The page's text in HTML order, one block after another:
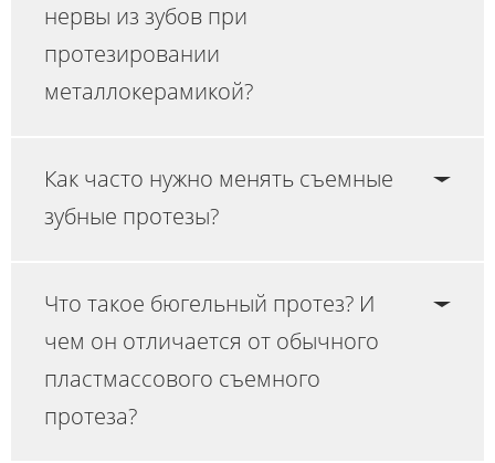
нервы из зубов при
протезировании
металлокерамикой?
Как часто нужно менять съемные
зубные протезы?
Что такое бюгельный протез? И
чем он отличается от обычного
пластмассового съемного
протеза?